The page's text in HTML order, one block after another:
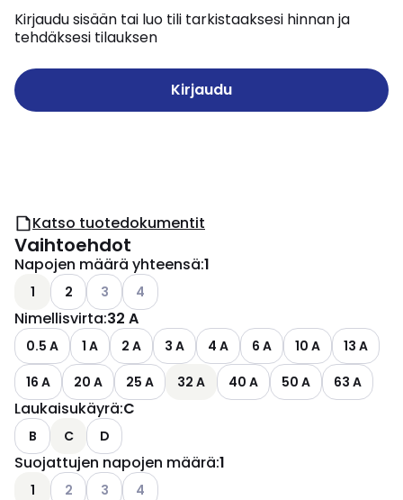
Kirjaudu sisään tai luo tili tarkistaaksesi hinnan ja
tehdäksesi tilauksen
Kirjaudu
Katso tuotedokumentit
Vaihtoehdot
Napojen määrä yhteensä:1
1 2 Katso käytettävissä olevat vaihtoehdot
3 Katso käytettävissä olevat vaihtoehdot
4
Nimellisvirta:32 A
0.5 A 1 A 2 A 3 A 4 A 6 A 10 A
13 A
16 A
20 A 25 A 32 A 40 A 50 A 63 A
Laukaisukäyrä:C
B C D
Suojattujen napojen määrä:1
1 Katso käytettävissä olevat vaihtoehdot
2 Katso käytettävissä olevat vaihtoehdot
3 Katso käytettävissä olevat vaihtoehdot
4